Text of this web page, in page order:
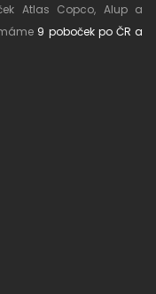
Atlas Copco, Alup a
9 poboček po ČR a